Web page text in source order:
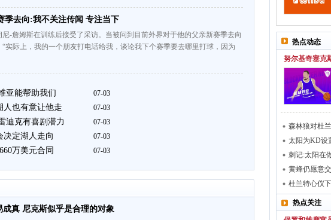
季去向:我不关注传闻 专注当下
-詹姆斯在训练后接受了采访。当被问到目前外界对于他的父亲新赛季去向
实际上，我的一个朋友打电话给我，谈论我下个赛季要去哪里打球，因为
亚能帮助我们 07-03
人也有意让他走 07-03
迪克有喜剧潜力 07-03
决定湖人走向 07-03
万美元合同 07-03
真 尼克斯似乎是合理的对象
热点动态
努尔基奇塞克
森林狼对杜
太阳为KD设
刺记:太阳在
黄蜂仍愿意
杜兰特心仪
热点关注